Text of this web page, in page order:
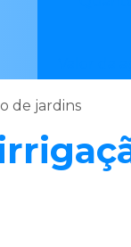
de jardins